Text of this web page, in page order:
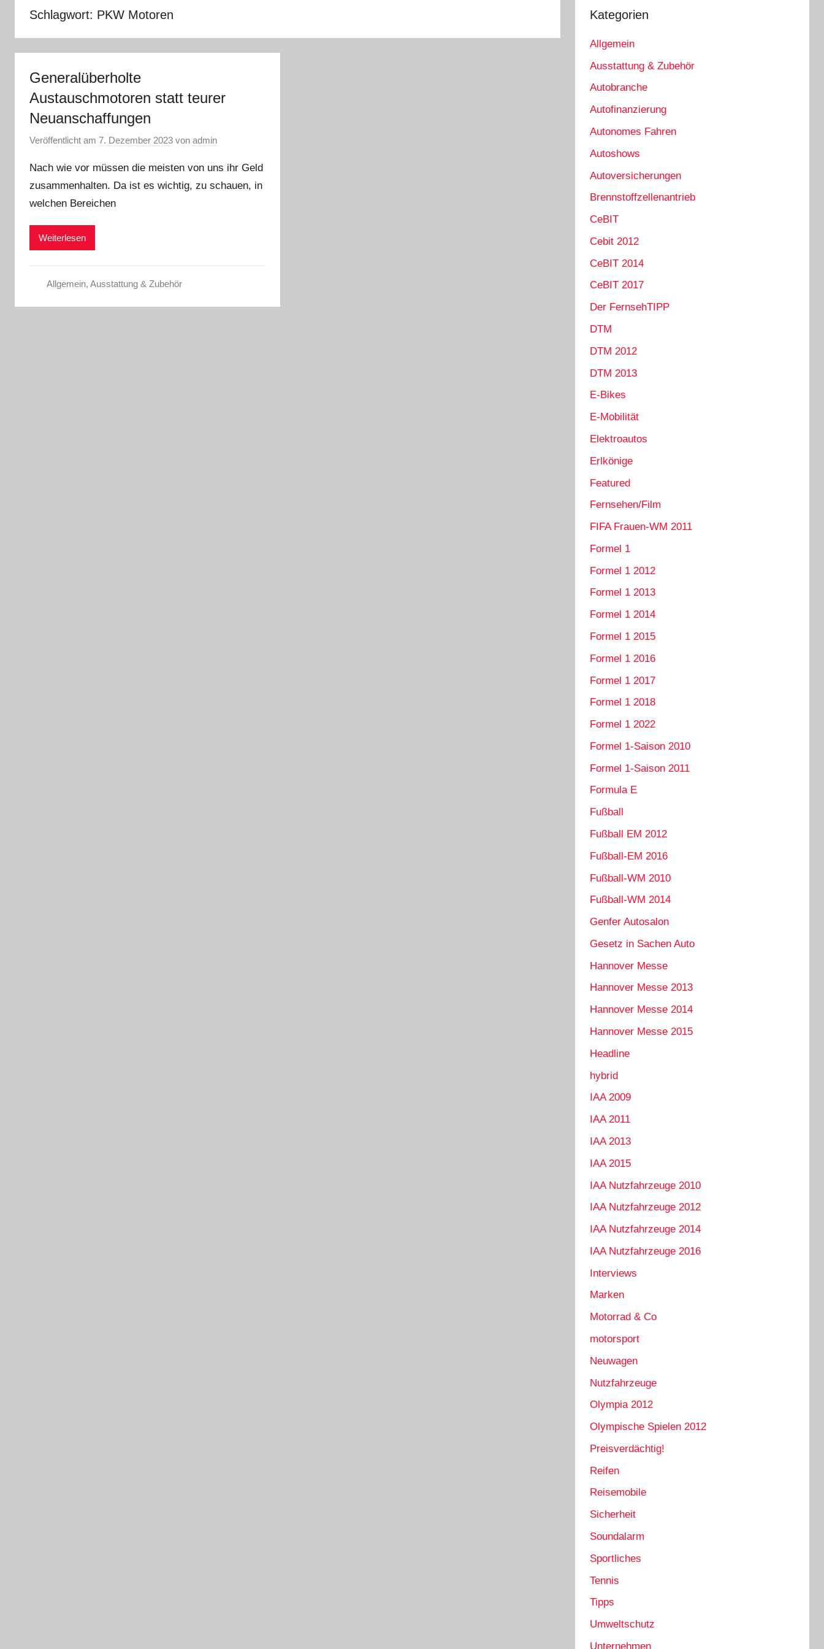
Schlagwort: PKW Motoren
Generalüberholte
Austauschmotoren statt teurer
Neuanschaffungen
Veröffentlicht am 7. Dezember 2023 von admin
Nach wie vor müssen die meisten von uns ihr Geld
zusammenhalten. Da ist es wichtig, zu schauen, in
welchen Bereichen
Weiterlesen
Allgemein, Ausstattung & Zubehör
Kategorien
Allgemein
Ausstattung & Zubehör
Autobranche
Autofinanzierung
Autonomes Fahren
Autoshows
Autoversicherungen
Brennstoffzellenantrieb
CeBIT
Cebit 2012
CeBIT 2014
CeBIT 2017
Der FernsehTIPP
DTM
DTM 2012
DTM 2013
E-Bikes
E-Mobilität
Elektroautos
Erlkönige
Featured
Fernsehen/Film
FIFA Frauen-WM 2011
Formel 1
Formel 1 2012
Formel 1 2013
Formel 1 2014
Formel 1 2015
Formel 1 2016
Formel 1 2017
Formel 1 2018
Formel 1 2022
Formel 1-Saison 2010
Formel 1-Saison 2011
Formula E
Fußball
Fußball EM 2012
Fußball-EM 2016
Fußball-WM 2010
Fußball-WM 2014
Genfer Autosalon
Gesetz in Sachen Auto
Hannover Messe
Hannover Messe 2013
Hannover Messe 2014
Hannover Messe 2015
Headline
hybrid
IAA 2009
IAA 2011
IAA 2013
IAA 2015
IAA Nutzfahrzeuge 2010
IAA Nutzfahrzeuge 2012
IAA Nutzfahrzeuge 2014
IAA Nutzfahrzeuge 2016
Interviews
Marken
Motorrad & Co
motorsport
Neuwagen
Nutzfahrzeuge
Olympia 2012
Olympische Spielen 2012
Preisverdächtig!
Reifen
Reisemobile
Sicherheit
Soundalarm
Sportliches
Tennis
Tipps
Umweltschutz
Unternehmen